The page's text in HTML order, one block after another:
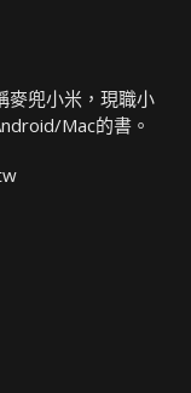
麥兜小米，現職小
Mac的書。